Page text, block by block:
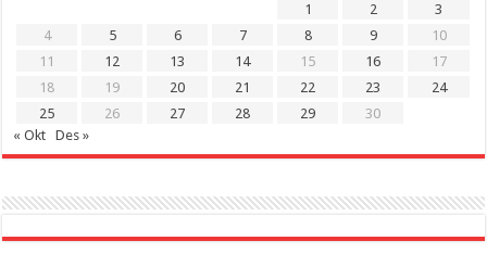
1
2
3
4
5 6 7 8 9
10
11
12 13 14 15 16
17
18
19 20 21 22 23
24
25
26 27 28 29
30
« Okt
Des »